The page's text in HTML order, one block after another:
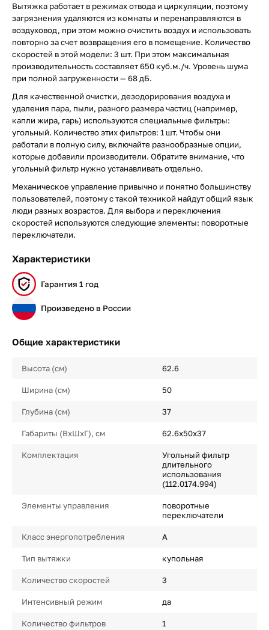
Вытяжка работает в режимах отвода и циркуляции, поэтому
загрязнения удаляются из комнаты и перенаправляются в
воздуховод, при этом можно очистить воздух и использовать
повторно за счет возвращения его в помещение. Количество
скоростей в этой модели: 3 шт. При этом максимальная
производительность составляет 650 куб.м./ч. Уровень шума
при полной загруженности — 68 дБ.
Для качественной очистки, дезодорирования воздуха и
удаления пара, пыли, разного размера частиц (например,
капли жира, гарь) используются специальные фильтры:
угольный. Количество этих фильтров: 1 шт. Чтобы они
работали в полную силу, включайте разнообразные опции,
которые добавили производители. Обратите внимание, что
угольный фильтр нужно устанавливать отдельно.
Механическое управление привычно и понятно большинству
пользователей, поэтому с такой техникой найдут общий язык
люди разных возрастов. Для выбора и переключения
скоростей используются следующие элементы: поворотные
переключатели.
Характеристики
Гарантия 1 год
Произведено в России
Общие характеристики
Высота (см) 62.6
Ширина (см) 50
Глубина (см) 37
Габариты (ВхШхГ), см 62.6х50х37
Комплектация
Угольный фильтр
длительного
использования
(112.0174.994)
Элементы управления
поворотные
переключатели
Класс энергопотребления A
Тип вытяжки купольная
Количество скоростей 3
Интенсивный режим да
Количество фильтров 1